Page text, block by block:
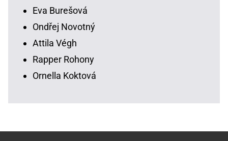
Eva Burešová
Ondřej Novotný
Attila Végh
Rapper Rohony
Ornella Koktová